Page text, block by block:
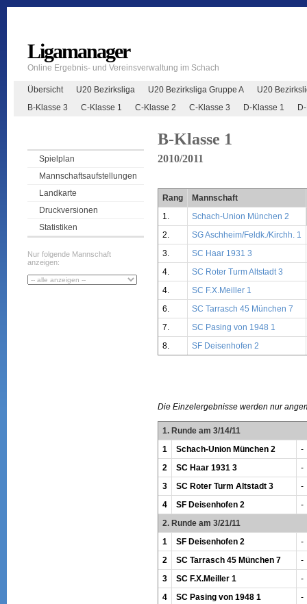
Ligamanager
Online Ergebnis- und Vereinsverwaltung im Schach
Übersicht U20 Bezirksliga U20 Bezirksliga Gruppe A
U20
B-Klasse 3
C-Klasse 1 C-Klasse 2 C-Klasse 3 D-Klasse 1
Spielplan
Mannschaftsaufstellungen
Landkarte
Druckversionen
Statistiken
Nur folgende Mannschaft
anzeigen:
B-Klasse 1
2010/2011
Rang
Mannschaft
1.
Schach-Union München 2
2.
SG Aschheim/Feldk./Kirchh. 1
3.
SC Haar 1931 3
4.
SC Roter Turm Altstadt 3
4.
SC F.X.Meiller 1
6.
SC Tarrasch 45 München 7
7.
SC Pasing von 1948 1
8.
SF Deisenhofen 2
Die Einzelergebnisse werden nur
1. Runde am 3/14/11
1
Schach-Union München 2
-
2
SC Haar 1931 3
-
3
SC Roter Turm Altstadt 3
-
4
SF Deisenhofen 2
-
2. Runde am 3/21/11
1
SF Deisenhofen 2
-
2
SC Tarrasch 45 München 7
-
3
SC F.X.Meiller 1
-
4
SC Pasing von 1948 1
-